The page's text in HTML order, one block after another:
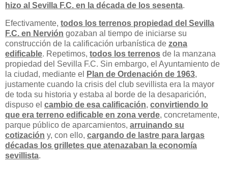
hizo al Sevilla F.C. en la década de los sesenta.
Efectivamente, todos los terrenos propiedad del Sevilla
F.C. en Nervión gozaban al tiempo de iniciarse su
construcción de la calificación urbanística de zona
edificable. Repetimos, todos los terrenos de la manzana
propiedad del Sevilla F.C. Sin embargo, el Ayuntamiento de
la ciudad, mediante el
Plan de Ordenación de 1963,
justamente cuando la crisis del club sevillista era la mayor
de toda su historia y estaba al borde de la desaparición,
dispuso el cambio de esa calificación, convirtiendo lo
que era terreno edificable en zona verde, concretamente,
parque público de aparcamientos, arruinando su
cotización y, con ello, cargando de lastre para largas
décadas los grilletes que atenazaban la economía
sevillista.